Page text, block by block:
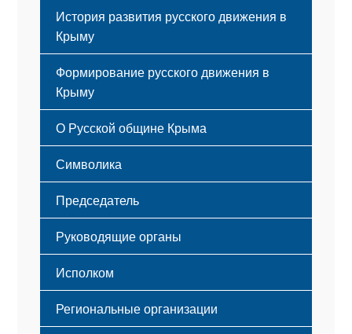
История развития русского движения в
Крыму
Формирование русского движения в
Крыму
Русский Крым
О Русской общине Крыма
Этапы становления
Принципы деятельности
Структура
Мероприятия
Символика
Флаг
Герб
Гимн
Председатель
Руководящие органы
Исполком
Региональные организации